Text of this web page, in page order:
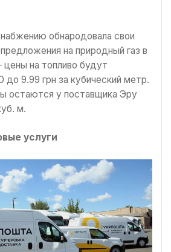
обнародовала свои
на природный газ в
на топливо будут
до 9.99 грн за кубический метр.
остаются у поставщика Эру
м.
услуги